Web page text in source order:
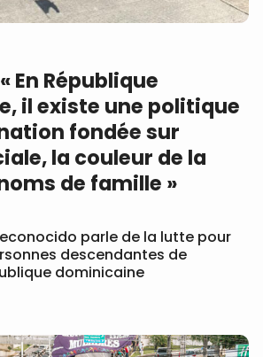
En République
il existe une politique
fondée sur
la couleur de la
de famille »
parle de la lutte pour
descendantes de
dominicaine